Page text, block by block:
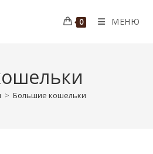
0 МЕНЮ
> Большие кошельки